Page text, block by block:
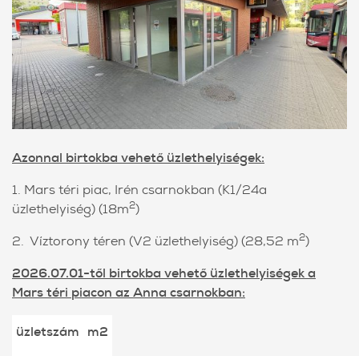
Azonnal birtokba vehető üzlethelyiségek:
1. Mars téri piac, Irén csarnokban (K1/24a
üzlethelyiség) (18m2)
2. Víztorony téren (V2 üzlethelyiség) (28,52 m2)
2026.07.01-től birtokba vehető üzlethelyiségek a
Mars téri piacon az Anna csarnokban:
üzletszám m2